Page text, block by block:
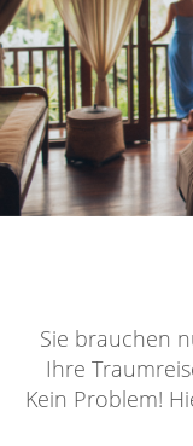
Sie brauchen
Ihre
Kein Problem!